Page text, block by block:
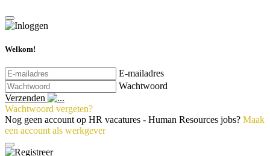
Welkom!
E-mailadres
Wachtwoord
Verzenden
Wachtwoord vergeten?
Nog geen account op HR vacatures - Human Resources jobs? Maak
een account als werkgever